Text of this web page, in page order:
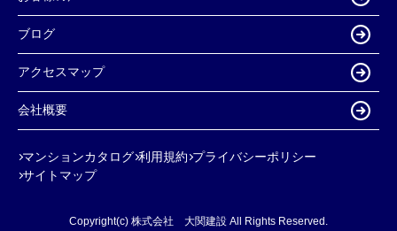
ブログ
アクセスマップ
会社概要
マンションカタログ 利用規約 プライバシーポリシー
サイトマップ
Copyright(c) 株式会社 大関建設 All Rights Reserved.